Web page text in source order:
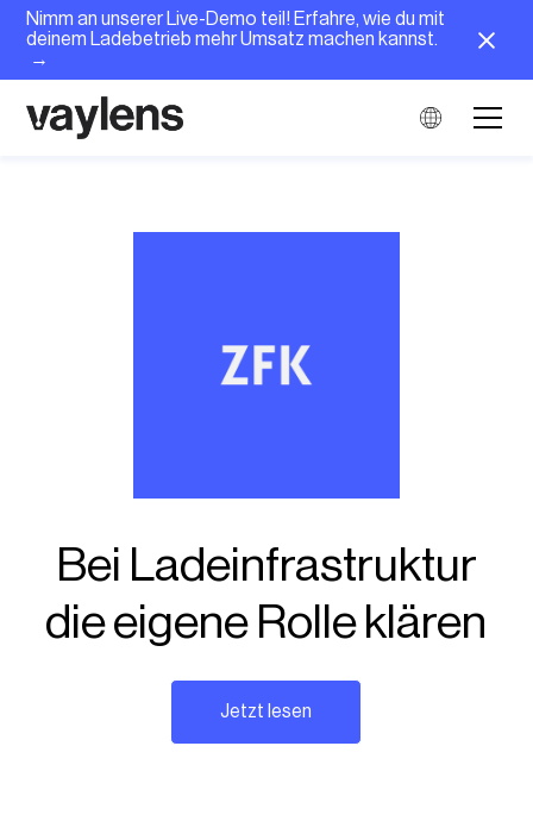
Nimm an unserer Live-Demo teil! Erfahre, wie du mit
deinem Ladebetrieb mehr Umsatz machen kannst.
→
Bei Ladeinfrastruktur
die eigene Rolle klären
Jetzt lesen